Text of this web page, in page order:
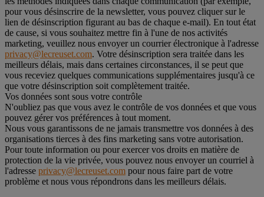
pour vous désinscrire de la newsletter, vous pouvez cliquer sur le
lien de désinscription figurant au bas de chaque e-mail). En tout état
de cause, si vous souhaitez mettre fin à l'une de nos activités
marketing, veuillez nous envoyer un courrier électronique à l'adresse
privacy@lecreuset.com. Votre désinscription sera traitée dans les
meilleurs délais, mais dans certaines circonstances, il se peut que
vous receviez quelques communications supplémentaires jusqu'à ce
que votre désinscription soit complètement traitée.
Vos données sont sous votre contrôle
N'oubliez pas que vous avez le contrôle de vos données et que vous
pouvez gérer vos préférences à tout moment.
Nous vous garantissons de ne jamais transmettre vos données à des
organisations tierces à des fins marketing sans votre autorisation.
Pour toute information ou pour exercer vos droits en matière de
protection de la vie privée, vous pouvez nous envoyer un courriel à
l'adresse privacy@lecreuset.com pour nous faire part de votre
problème et nous vous répondrons dans les meilleurs délais.